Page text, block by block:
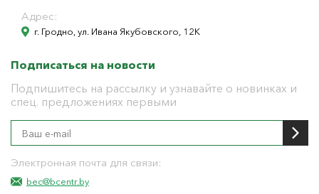
Адрес:
г. Гродно, ул. Ивана Якубовского, 12К
Подписаться на новости
Подпишитесь на рассылку и узнавайте о новинках и
спец. предложениях первыми
Электронная почта для связи:
bec@bcentr.by